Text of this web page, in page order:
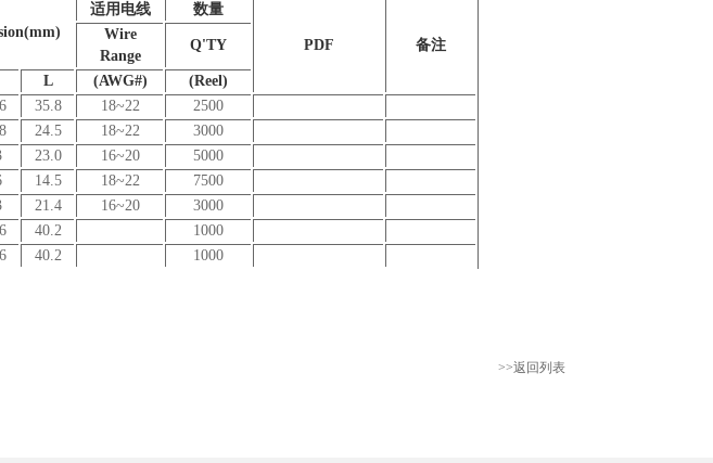
适用电线 数量
PDF 备注
Wire
Range
Q'TY
L (AWG#)
(Reel)
35.8 18~22
2500
24.5 18~22
3000
23.0 16~20
5000
14.5 18~22
7500
21.4 16~20
3000
40.2
1000
40.2 1000
>>返回列表